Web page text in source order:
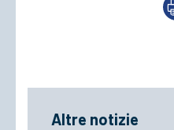
Altre notizie